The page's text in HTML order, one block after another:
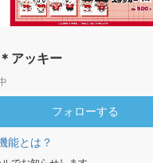
アッキー
フォローする
能とは？